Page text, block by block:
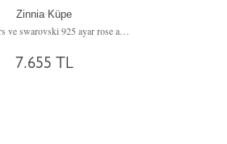
Zinnia Küpe
Yeşil kuvars ve swarovski 925 ayar rose altın kaplama gümüş küpe
7.655 TL